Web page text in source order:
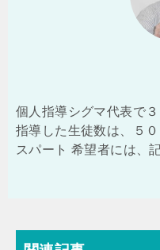
個人指導シグマ代表で
指導した生徒数は、５
スパート 希望者には、